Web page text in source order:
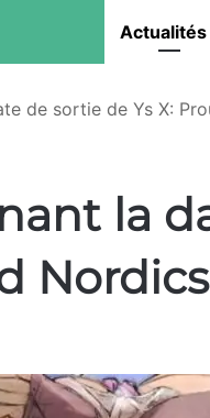
Actualités
de sortie de Ys X:
la